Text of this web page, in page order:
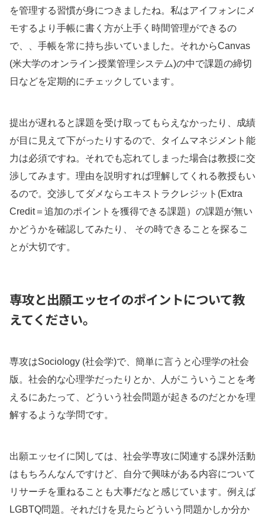
を管理する習慣が身につきましたね。私はアイフォンにメ
モするより手帳に書く方が上手く時間管理ができるの
で、、手帳を常に持ち歩いていました。それからCanvas
(米大学のオンライン授業管理システム)の中で課題の締切
日などを定期的にチェックしています。
提出が遅れると課題を受け取ってもらえなかったり、成績
が目に見えて下がったりするので、タイムマネジメント能
力は必須ですね。それでも忘れてしまった場合は教授に交
渉してみます。理由を説明すれば理解してくれる教授もい
るので。交渉してダメならエキストラクレジット(Extra
Credit＝追加のポイントを獲得できる課題）の課題が無い
かどうかを確認してみたり、 その時できることを探るこ
とが大切です。
専攻と出願エッセイのポイントについて教
えてください。
専攻はSociology (社会学)で、簡単に言うと心理学の社会
版。社会的な心理学だったりとか、人がこういうことを考
えるにあたって、どういう社会問題が起きるのだとかを理
解するような学問です。
出願エッセイに関しては、社会学専攻に関連する課外活動
はもちろんなんですけど、自分で興味がある内容について
リサーチを重ねることも大事だなと感じています。例えば
LGBTQ問題。それだけを見たらどういう問題かしか分か